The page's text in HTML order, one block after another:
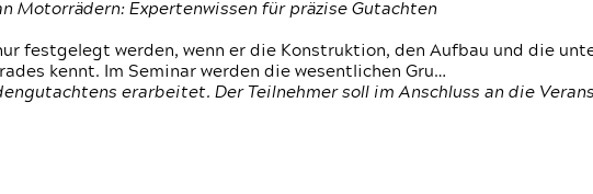
Motorrädern: Expertenwissen für präzise Gutachten
festgelegt werden, wenn er die Konstruktion, den Aufbau und die
kennt. Im Seminar werden die wesentlichen Gru…
erarbeitet. Der Teilnehmer soll im Anschluss an die